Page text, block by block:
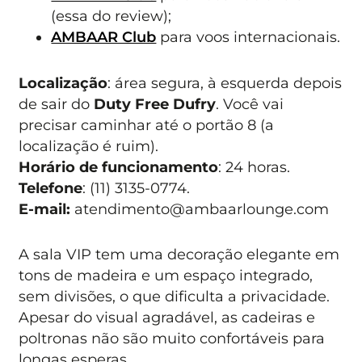
(essa do review);
AMBAAR Club para voos internacionais.
Localização: área segura, à esquerda depois
de sair do Duty Free Dufry. Você vai
precisar caminhar até o portão 8 (a
localização é ruim).
Horário de funcionamento: 24 horas.
Telefone: (11) 3135-0774.
E-mail: atendimento@ambaarlounge.com
A sala VIP tem uma decoração elegante em
tons de madeira e um espaço integrado,
sem divisões, o que dificulta a privacidade.
Apesar do visual agradável, as cadeiras e
poltronas não são muito confortáveis para